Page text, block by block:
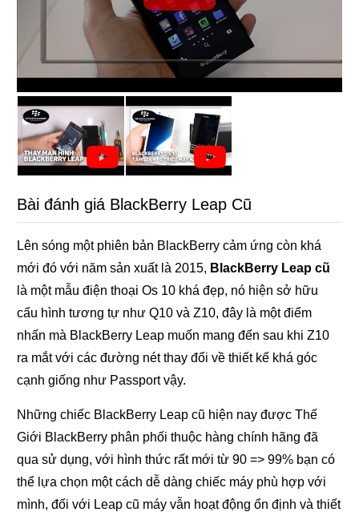
Bài đánh giá BlackBerry Leap Cũ
Lên sóng một phiên bản BlackBerry cảm ứng còn khá
mới đó với năm sản xuất là 2015, BlackBerry Leap cũ
là một mẫu điện thoại Os 10 khá đẹp, nó hiện sở hữu
cấu hình tương tự như Q10 và Z10, đây là một điểm
nhấn mà BlackBerry Leap muốn mang đến sau khi Z10
ra mắt với các đường nét thay đổi về thiết kế khá góc
cạnh giống như Passport vậy.
Những chiếc BlackBerry Leap cũ hiện nay được Thế
Giới BlackBerry phân phối thuộc hàng chính hãng đã
qua sử dụng, với hình thức rất mới từ 90 => 99% bạn có
thể lựa chọn một cách dễ dàng chiếc máy phù hợp với
mình, đối với Leap cũ máy vẫn hoạt động ổn định và thiết